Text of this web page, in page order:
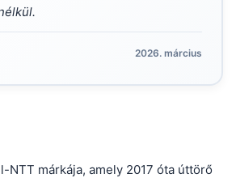
2026. március
NTT márkája, amely 2017 óta úttörő